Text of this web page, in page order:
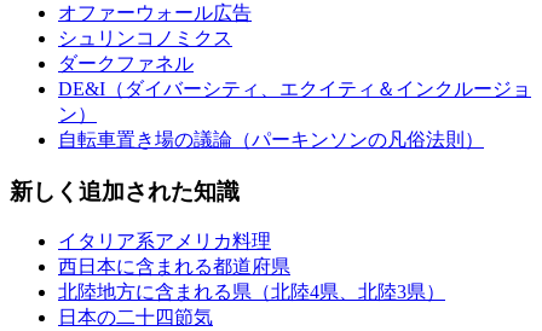
オファーウォール広告
シュリンコノミクス
ダークファネル
DE&I（ダイバーシティ、エクイティ＆インクルージョ
ン）
自転車置き場の議論（パーキンソンの凡俗法則）
新しく追加された知識
イタリア系アメリカ料理
西日本に含まれる都道府県
北陸地方に含まれる県（北陸4県、北陸3県）
日本の二十四節気